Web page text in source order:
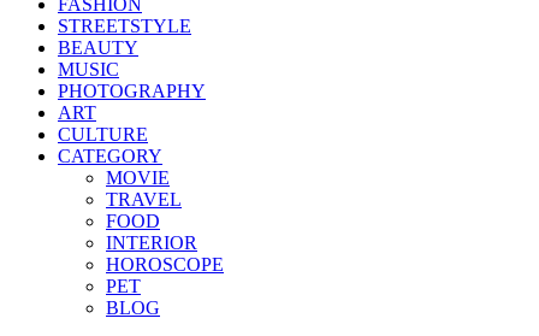
STREETSTYLE
BEAUTY
MUSIC
PHOTOGRAPHY
ART
CULTURE
CATEGORY
MOVIE
TRAVEL
FOOD
INTERIOR
HOROSCOPE
PET
BLOG